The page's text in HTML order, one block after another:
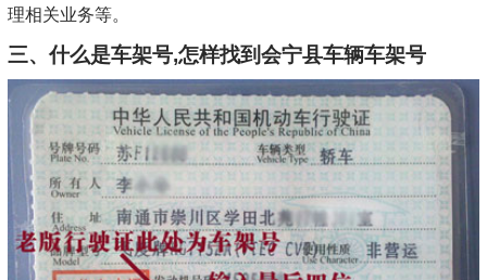
理相关业务等。
三、什么是车架号,怎样找到会宁县车辆车架号